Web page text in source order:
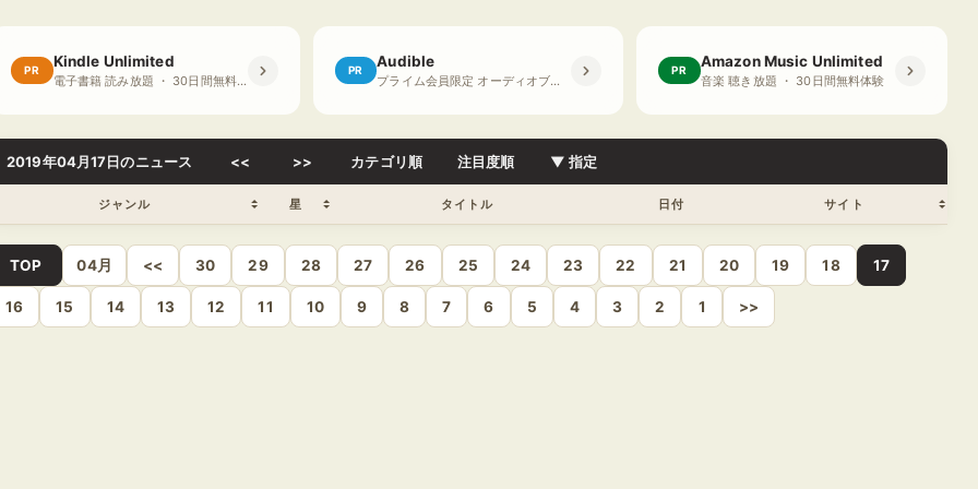
PR Kindle Unlimited
電子書籍 読み放題 ・ 30日間無料体験
PR Audible
プライム会員限定 オーディオブック ・ 30日間無料体験
PR Amazon Music Unlimited
音楽 聴き放題 ・ 30日間無料体験
2019年04月17日のニュース << >> カテゴリ順 注目度順 ▼ 指定
ジャンル 星 タイトル 日付 サイト
TOP 04月 << 30 29 28 27 26 25 24 23 22 21 20 19 18 17
16 15 14 13 12 11 10 9 8 7 6 5 4 3 2 1 >>